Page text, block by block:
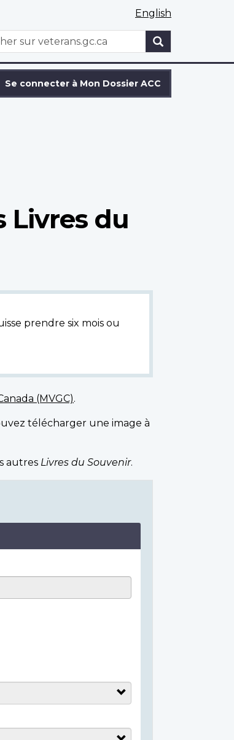
English
Se connecter à Mon Dossier ACC
Livres du
prendre six mois ou
(MVGC).
télécharger une image à
autres Livres du Souvenir.